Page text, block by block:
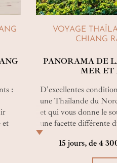
:
et
VOYAGE
CHIANG
PANORAMA DE
MER ET
D'excellentes
une Thaïlande du
et qui vous donne le
une facette différente
héritage culturel,
découvrir et à
vous faire du bien.
15 jours, de 4